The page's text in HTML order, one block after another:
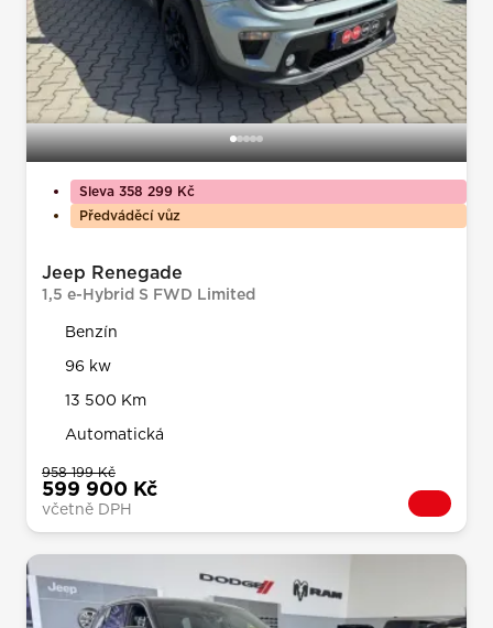
Sleva 358 299 Kč
Předváděcí vůz
Jeep Renegade
1,5 e-Hybrid S FWD Limited
Benzín
96 kw
13 500 Km
Automatická
958 199 Kč
599 900 Kč
včetně DPH